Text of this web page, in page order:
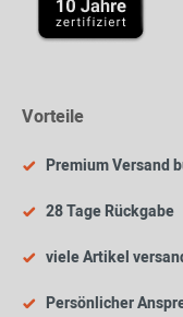
Vorteile
Premium Versand
28 Tage Rückgabe
viele Artikel
Persönlicher